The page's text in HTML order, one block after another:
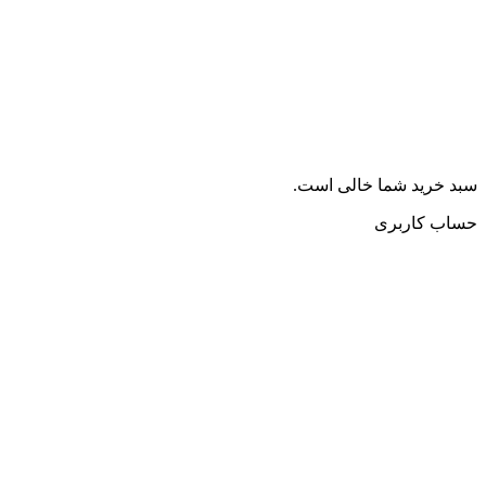
سبد خرید شما خالی است.
حساب کاربری